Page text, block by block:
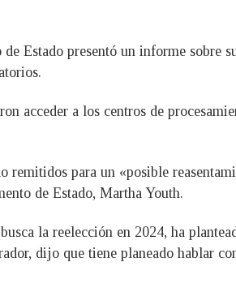
Estado presentó un informe
acceder a los centros de
remitidos para un «posible
de Estado, Martha Youth.
la reelección en 2024, ha
dijo que tiene planeado hablar